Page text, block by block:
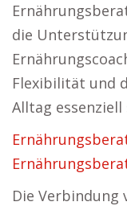
die
Flexibilität und
Alltag essenziell
Die Verbindung